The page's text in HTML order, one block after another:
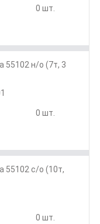
0 шт.
55102 н/о (7т, 3
0 шт.
55102 с/о (10т,
0 шт.